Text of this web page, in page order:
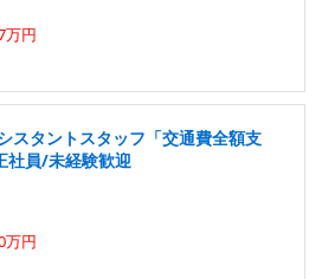
万円
スタントスタッフ「交通費全額支
社員/未経験歓迎
万円